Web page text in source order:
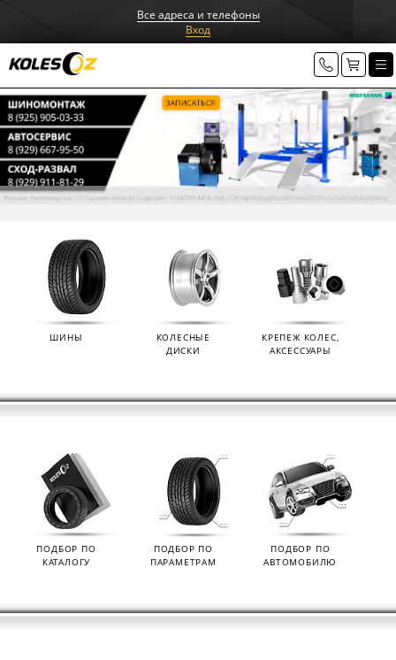
Все адреса и телефоны
Вход
ШИНЫ
КОЛЕСНЫЕ
ДИСКИ
КРЕПЕЖ КОЛЕС,
АКСЕССУАРЫ
ПОДБОР ПО
КАТАЛОГУ
ПОДБОР ПО
ПАРАМЕТРАМ
ПОДБОР ПО
АВТОМОБИЛЮ